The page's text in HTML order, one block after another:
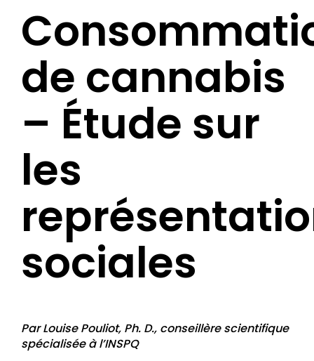
de cannabis
– Étude sur
les
sociales
Par Louise Pouliot, Ph. D., conseillère scientifique
spécialisée à l’INSPQ